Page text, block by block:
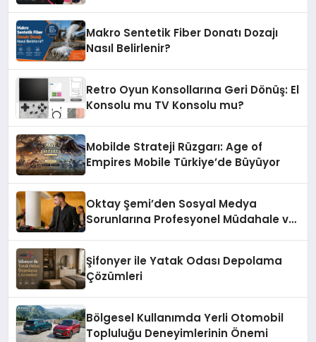
Makro Sentetik Fiber Donatı Dozajı
Nasıl Belirlenir?
Retro Oyun Konsollarına Geri Dönüş: El
Konsolu mu TV Konsolu mu?
Mobilde Strateji Rüzgarı: Age of
Empires Mobile Türkiye’de Büyüyor
Oktay Şemi’den Sosyal Medya
Sorunlarına Profesyonel Müdahale ve
Şifonyer ile Yatak Odası Depolama
Çözümleri
Bölgesel Kullanımda Yerli Otomobil
Topluluğu Deneyimlerinin Önemi